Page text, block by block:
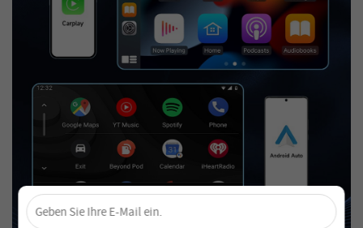
Sichere dir 4 % Rabatt – Jetzt abonnieren! ×